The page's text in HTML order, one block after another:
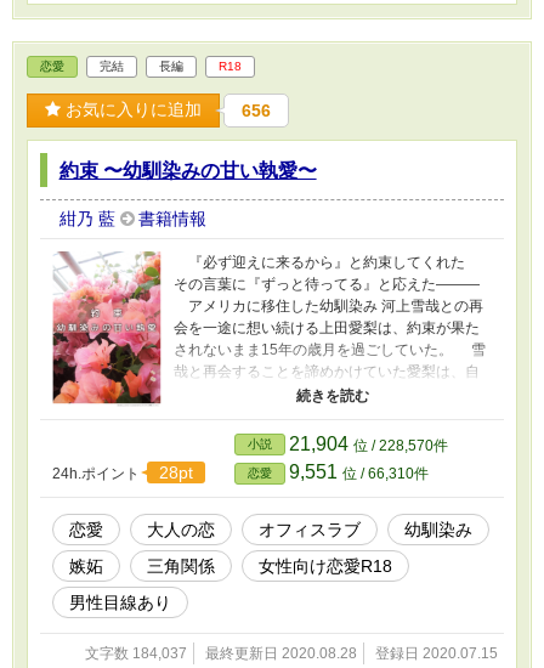
恋愛 完結 長編 R18
お気に入りに追加 656
約束 〜幼馴染みの甘い執愛〜
紺乃 藍 書籍情報
『必ず迎えに来るから』と約束してくれた
その言葉に『ずっと待ってる』と応えた―――
アメリカに移住した幼馴染み 河上雪哉との再
会を一途に想い続ける上田愛梨は、約束が果た
されないまま15年の歳月を過ごしていた。 雪
哉と再会することを諦めかけていた愛梨は、自
分に好意を寄せてくれる同期の泉弘翔と社内恋
愛を始めることで、過去の約束と決別した。
しかし弘翔と交際を始めて1ヶ月後、愛梨は会社
内で偶然雪哉と再会する。恋人である弘翔との
関係を壊したくない愛梨に対し、雪哉は『俺と
結婚する約束したよね？』『彼氏より、俺を好
きになってもらうから』と宣言。初恋の幼馴染
みからの、甘くて激しいアプローチが始まる…
※ 序盤からヒロインがヒーロー以外の男性と交
際している状況が続きます。苦手な方はご注意
下さい。 ※ R18シーンは終盤以降になります。
※ 設定はすべてフィクションです。 実際の人
物・企業・組織・団体には一切関係ありませ
24h.ポイント 28pt
小説 21,904 位 / 228,570件
恋愛 9,551 位 / 66,310件
恋愛 大人の恋 オフィスラブ
幼馴染み
嫉妬
三角関係
女性向け恋愛R18
男性目線あり
文字数 184,037 最終更新日 2020.08.28 登録日 2020.07.15